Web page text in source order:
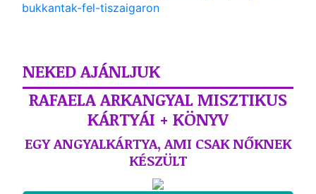
bukkantak-fel-tiszaigaron
NEKED AJÁNLJUK
RAFAELA ARKANGYAL MISZTIKUS
KÁRTYÁI + KÖNYV
EGY ANGYALKÁRTYA, AMI CSAK NŐKNEK
KÉSZÜLT